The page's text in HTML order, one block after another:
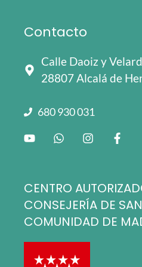
Contacto
Calle Daoiz y
28807 Alcalá de
680 930 031
CENTRO
CONSEJERÍA DE
COMUNIDAD DE